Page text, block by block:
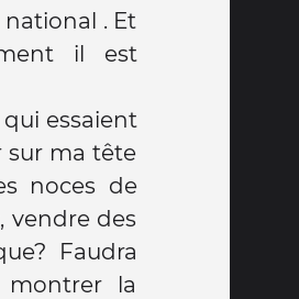
. Et
il est
essaient
sur ma tête
noces de
vendre des
Faudra
la